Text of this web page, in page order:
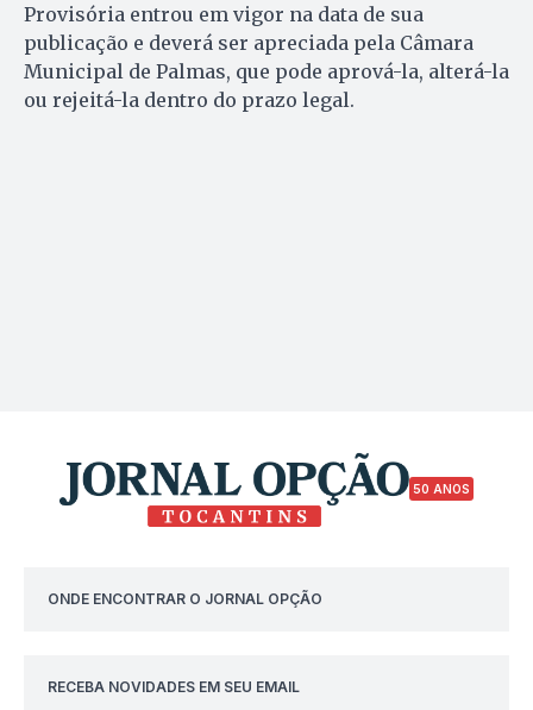
Provisória entrou em vigor na data de sua
publicação e deverá ser apreciada pela Câmara
Municipal de Palmas, que pode aprová-la, alterá-la
ou rejeitá-la dentro do prazo legal.
50 ANOS
ONDE ENCONTRAR O JORNAL OPÇÃO
RECEBA NOVIDADES EM SEU EMAIL